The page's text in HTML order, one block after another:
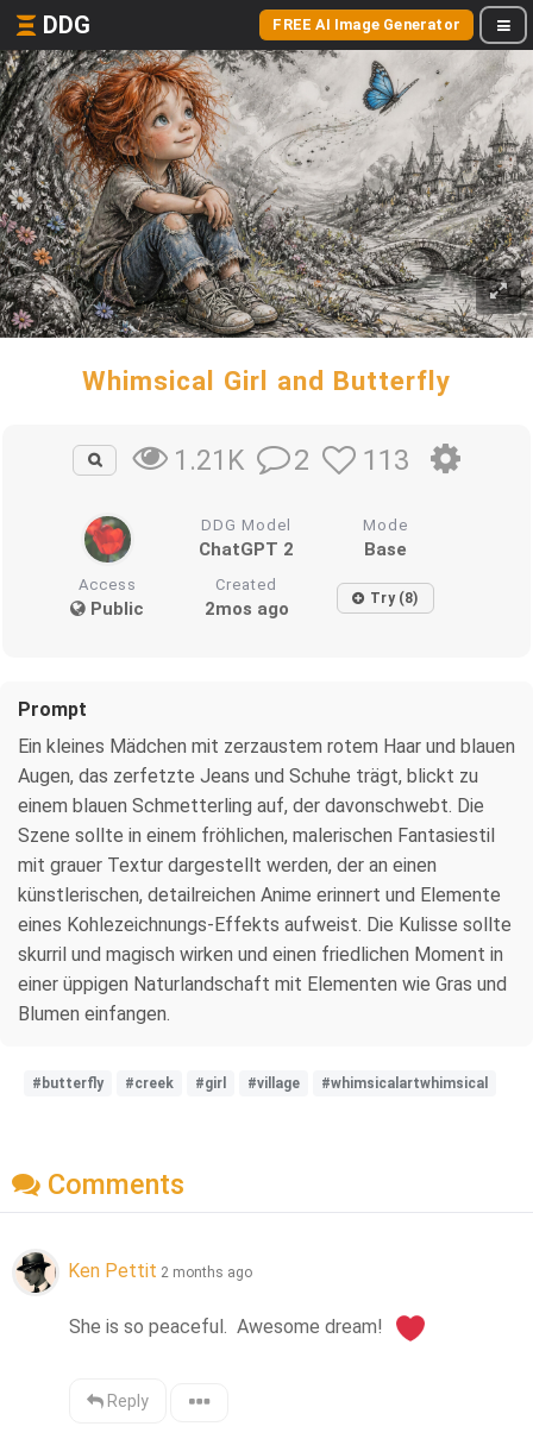
DDG FREE AI Image Generator
Whimsical Girl and Butterfly
1.21K 2 113
DDG Model
ChatGPT 2
Mode
Base
Access
Public
Created
2mos ago Try (8)
Prompt
Ein kleines Mädchen mit zerzaustem rotem Haar und blauen
Augen, das zerfetzte Jeans und Schuhe trägt, blickt zu
einem blauen Schmetterling auf, der davonschwebt. Die
Szene sollte in einem fröhlichen, malerischen Fantasiestil
mit grauer Textur dargestellt werden, der an einen
künstlerischen, detailreichen Anime erinnert und Elemente
eines Kohlezeichnungs-Effekts aufweist. Die Kulisse sollte
skurril und magisch wirken und einen friedlichen Moment in
einer üppigen Naturlandschaft mit Elementen wie Gras und
Blumen einfangen.
#butterfly #creek #girl #village #whimsicalartwhimsical
Comments
Ken Pettit 2 months ago
She is so peaceful.  Awesome dream!
Reply